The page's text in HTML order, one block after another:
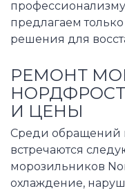
предлагаем
решения для
РЕМОНТ
И ЦЕНЫ
Среди обращений
встречаются
морозильников
охлаждение,